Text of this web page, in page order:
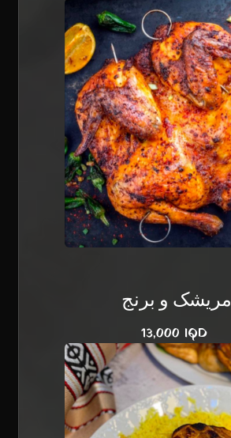
مریشک و برنج
13,000 IQD